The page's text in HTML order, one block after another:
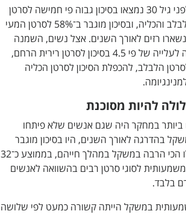
גברים שפיתחו השמנה לפני גיל 30 נמצאו בסיכון גבוה פי חמישה לסרטן
הכבד, פי שניים לסרטן הלבלב והכליה, ובסיכון מוגבר ב־58% לסרטן המעי
רזים לאורך השנים. אצל נשים, השמנה
לפני גיל 30 הייתה קשורה לעלייה של פי 4.5 בסיכון לסרטן רירית הרחם,
בסיכון לסרטן הלבלב, להכפלת הסיכון לסרטן הכליה
להיות מסוכנת
במחקר היה שגם אנשים שלא פיתחו
בהדרגה לאורך השנים, היו בסיכון מוגבר
לסרטן. המשתתפים שעלו הכי הרבה במשקל במהלך חייהם, בממוצע כ־32
משמעותית לסוגי סרטן רבים בהשוואה לאנשים
במשקל הייתה קשורה כמעט לפי שלושה